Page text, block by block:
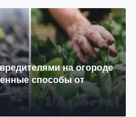
на огороде
способы от